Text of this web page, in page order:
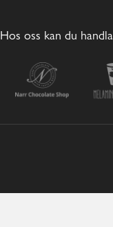
Hos oss kan du